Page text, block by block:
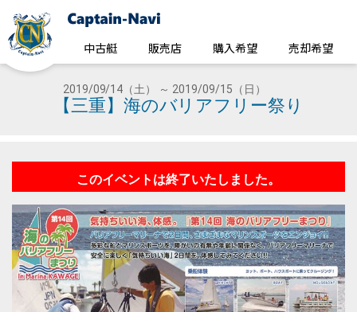
中古艇 販売店 購入希望 売却希望
2019/09/14（土） ～ 2019/09/15（日）
【三重】海のバリアフリー祭り
このイベントは終了いたしました。